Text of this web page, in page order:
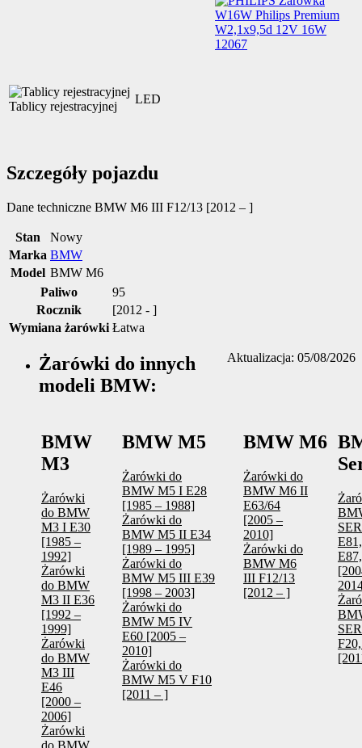
Tablicy rejestracyjnej
LED
Szczegóły pojazdu
Dane techniczne BMW M6 III F12/13 [2012 – ]
Stan
Nowy
Marka BMW
Model BMW M6
Paliwo
95
Rocznik
[2012 - ]
Wymiana żarówki Łatwa
Aktualizacja: 05/08/2026
Żarówki do innych
modeli BMW:
BMW
M3
Żarówki
do BMW
M3 I E30
[1985 –
1992]
Żarówki
do BMW
M3 II E36
[1992 –
1999]
Żarówki
do BMW
M3 III
E46
[2000 –
2006]
Żarówki
BMW M5
Żarówki do
BMW M5 I E28
[1985 – 1988]
Żarówki do
BMW M5 II E34
[1989 – 1995]
Żarówki do
BMW M5 III E39
[1998 – 2003]
Żarówki do
BMW M5 IV
E60 [2005 –
2010]
Żarówki do
BMW M5 V F10
[2011 – ]
BMW M6
Żarówki do
BMW M6 II
E63/64
[2005 –
2010]
Żarówki do
BMW M6
III F12/13
[2012 – ]